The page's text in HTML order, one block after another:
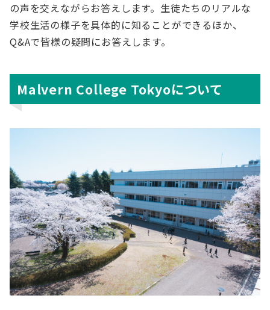
の声を交えながらお答えします。生徒たちのリアルな
学校生活の様子を具体的に知ることができるほか、
Q&Aで皆様の疑問にお答えします。
Malvern College Tokyoについて